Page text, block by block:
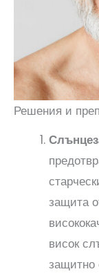
Решения и
защита
висок
защитно